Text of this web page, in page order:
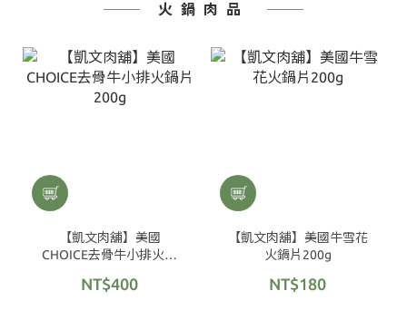
火鍋肉品
【凱文肉舖】美國
CHOICE去骨牛小排火鍋
NT$400
【凱文肉舖】美國牛雪花
火鍋片200g
NT$180